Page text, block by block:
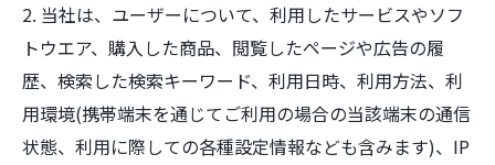
2. 当社は、ユーザーについて、利用したサービスやソフ
トウエア、購入した商品、閲覧したページや広告の履
歴、検索した検索キーワード、利用日時、利用方法、利
用環境(携帯端末を通じてご利用の場合の当該端末の通信
状態、利用に際しての各種設定情報なども含みます)、IP